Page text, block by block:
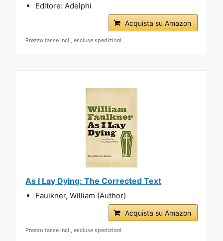
Editore: Adelphi
Acquista su Amazon
Prezzo tasse incl., escluse spedizioni
As I Lay Dying: The Corrected Text
Faulkner, William (Author)
Acquista su Amazon
Prezzo tasse incl., escluse spedizioni